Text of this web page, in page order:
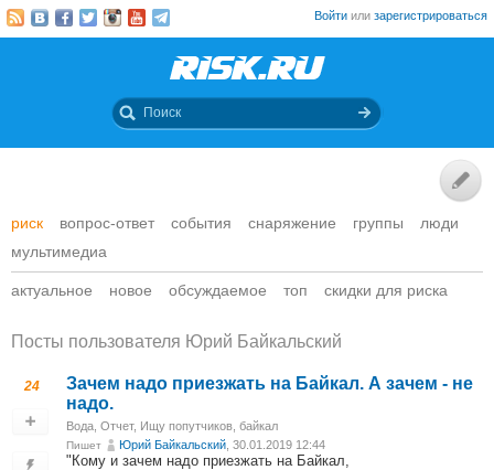
Войти или зарегистрироваться
риск вопрос-ответ события снаряжение группы
люди
мультимедиа
актуальное новое обсуждаемое топ скидки для риска
Посты пользователя Юрий Байкальский
24
Зачем надо приезжать на Байкал. А зачем - не
надо.
Вода Отчет, Ищу попутчиков байкал
Пишет Юрий Байкальский , 30.01.2019 12:44
"Кому и зачем надо приезжать на Байкал,